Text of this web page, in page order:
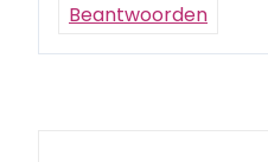
Beantwoorden